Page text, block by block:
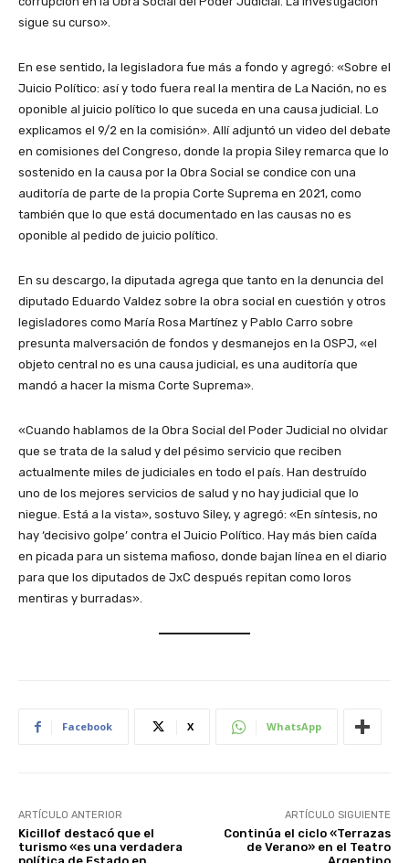
sigue su curso».
En ese sentido, la legisladora fue más a fondo y agregó: «Sobre el
Juicio Político: así y todo fuera real la mentira de La Nación, no es
oponible al juicio político lo que suceda en una causa judicial. Lo
explicamos el 9/2 en la comisión». Allí adjuntó un video del debate
en comisiones del Congreso, donde la propia Siley remarca que lo
sostenido en la causa por la Obra Social se condice con una
auditoría de parte de la propia Corte Suprema en 2021, como
también que lo que está documentado en las causas no es
oponible al pedido de juicio político.
En su descargo, la diputada agrega que tanto en la denuncia del
diputado Eduardo Valdez sobre la obra social en cuestión y otros
legisladores como María Rosa Martínez y Pablo Carro sobre
presunta malversación de fondos y desmanejos en la OSPJ, «el
objeto central no es una causa judicial, es una auditoría que
mandó a hacer la misma Corte Suprema».
«Cuando hablamos de la Obra Social del Poder Judicial no olvidar
que se trata de la salud y del pésimo servicio que reciben
actualmente miles de judiciales en todo el país. Han destruído
uno de los mejores servicios de salud y no hay judicial que lo
niegue. Está a la vista», sostuvo Siley, y agregó: «En síntesis, no
hay ‘decisivo golpe’ contra el Juicio Político. Hay más bien caída
en picada para un sistema mafioso, donde bajan línea en el diario
para que los diputados de JxC después repitan como loros
mentiras y burradas».
Facebook X WhatsApp
ARTÍCULO ANTERIOR
Kicillof destacó que el
turismo «es una verdadera
ARTÍCULO SIGUIENTE
Continúa el ciclo «Terrazas
de Verano» en el Teatro